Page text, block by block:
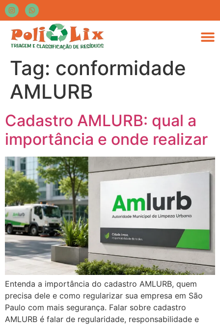
Tag: conformidade
AMLURB
Cadastro AMLURB: qual a
importância e onde realizar
Entenda a importância do cadastro AMLURB, quem
precisa dele e como regularizar sua empresa em São
Paulo com mais segurança. Falar sobre cadastro
AMLURB é falar de regularidade, responsabilidade e